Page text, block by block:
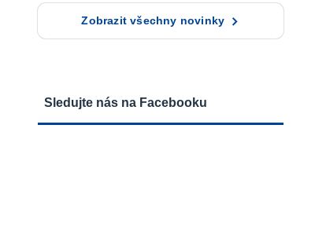
Zobrazit všechny novinky
Sledujte nás na Facebooku